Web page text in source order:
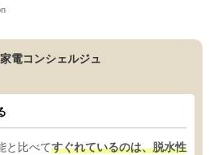
電コンシェルジュ
と比べてすぐれているのは、脱水性